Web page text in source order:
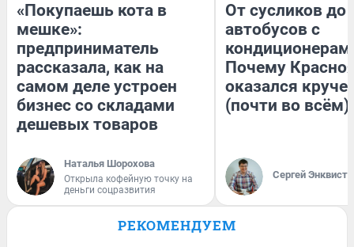
«Покупаешь кота в
мешке»:
предприниматель
рассказала, как на
самом деле устроен
бизнес со складами
дешевых товаров
Наталья Шорохова
Открыла кофейную точку на
деньги соцразвития
От сусликов до
автобусов с
Почему
оказался
(почти во всём)
Сергей Энквист
РЕКОМЕНДУЕМ